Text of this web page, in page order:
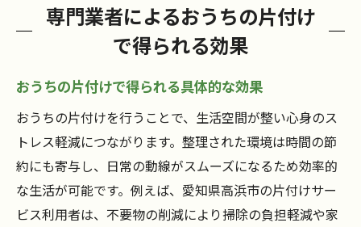
専門業者によるおうちの片付け
で得られる効果
おうちの片付けで得られる具体的な効果
おうちの片付けを行うことで、生活空間が整い心身のス
トレス軽減につながります。整理された環境は時間の節
約にも寄与し、日常の動線がスムーズになるため効率的
な生活が可能です。例えば、愛知県高浜市の片付けサー
ビス利用者は、不要物の削減により掃除の負担軽減や家